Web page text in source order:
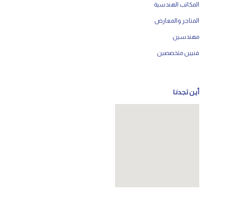
المكاتب الهندسية
المتاجر والمعارض
مهندسين
فنيين متخصصين
أيـن تـجـدنـا